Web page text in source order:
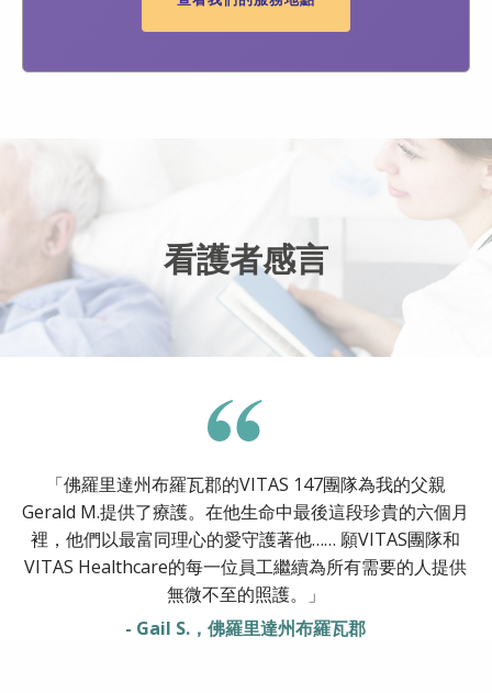
看護者感言
「佛羅里達州布羅瓦郡的VITAS 147團隊為我的父親
Gerald M.提供了療護。在他生命中最後這段珍貴的六個月
裡，他們以最富同理心的愛守護著他…… 願VITAS團隊和
VITAS Healthcare的每一位員工繼續為所有需要的人提供
無微不至的照護。」
- Gail S.，佛羅里達州布羅瓦郡